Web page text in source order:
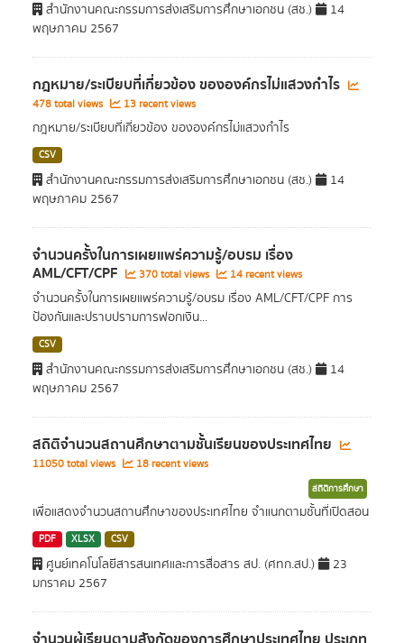
สำนักงานคณะกรรมการส่งเสริมการศึกษาเอกชน (สช.)
14
พฤษภาคม 2567
กฎหมาย/ระเบียบที่เกี่ยวข้อง ขององค์กรไม่แสวงกำไร
478 total views 13 recent views
กฎหมาย/ระเบียบที่เกี่ยวข้อง ขององค์กรไม่แสวงกำไร
CSV
สำนักงานคณะกรรมการส่งเสริมการศึกษาเอกชน (สช.)
14
พฤษภาคม 2567
จำนวนครั้งในการเผยแพร่ความรู้/อบรม เรื่อง
AML/CFT/CPF 370 total views 14 recent views
จำนวนครั้งในการเผยแพร่ความรู้/อบรม เรื่อง AML/CFT/CPF การ
ป้องกันและปราบปรามการฟอกเงิน...
CSV
สำนักงานคณะกรรมการส่งเสริมการศึกษาเอกชน (สช.)
14
พฤษภาคม 2567
สถิติจำนวนสถานศึกษาตามชั้นเรียนของประเทศไทย
11050 total views 18 recent views
สถิติการศึกษา
เพื่อแสดงจำนวนสถานศึกษาของประเทศไทย จำแนกตามชั้นที่เปิดสอน
PDF XLSX CSV
ศูนย์เทคโนโลยีสารสนเทศและการสื่อสาร สป. (ศทก.สป.)
23
มกราคม 2567